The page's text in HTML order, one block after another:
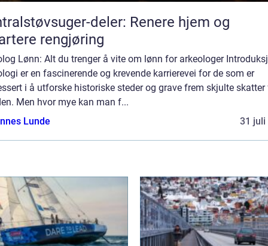
deler: Renere hjem og
rengjøring
Lønn: Alt du trenger å vite om lønn for arkeologer
er en fascinerende og krevende karrierevei for de som er
i å utforske historiske steder og grave frem skjulte skatter
Men hvor mye kan man f...
Lunde
31 juli